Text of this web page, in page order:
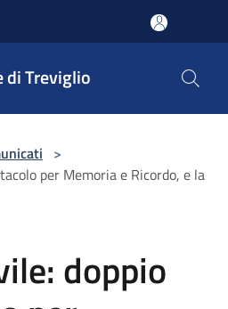
di Treviglio
>
per Memoria e Ricordo, e la
doppio